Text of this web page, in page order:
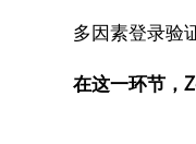
多因素登录验
在这一环节，